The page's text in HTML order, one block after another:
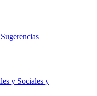
y Sociales y